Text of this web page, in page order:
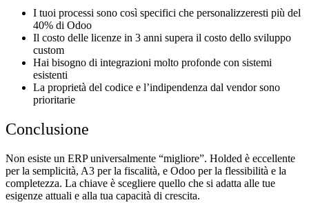
I tuoi processi sono così specifici che personalizzeresti più del
40% di Odoo
Il costo delle licenze in 3 anni supera il costo dello sviluppo
custom
Hai bisogno di integrazioni molto profonde con sistemi
esistenti
La proprietà del codice e l’indipendenza dal vendor sono
prioritarie
Conclusione
Non esiste un ERP universalmente “migliore”. Holded è eccellente
per la semplicità, A3 per la fiscalità, e Odoo per la flessibilità e la
completezza. La chiave è scegliere quello che si adatta alle tue
esigenze attuali e alla tua capacità di crescita.